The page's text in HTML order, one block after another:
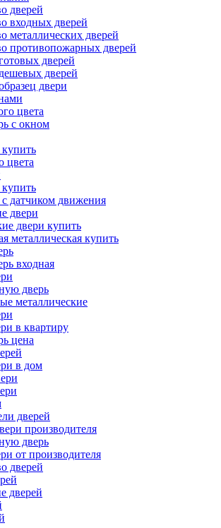
дверей
входных дверей
металлических дверей
противопожарных дверей
дверей
дверей
двери
цвета
с окном
цвета
купить
с датчиком движения
двери
двери купить
металлическая купить
входная
дверь
металлические
в квартиру
цена
в дом
дверей
производителя
дверь
от производителя
дверей
дверей